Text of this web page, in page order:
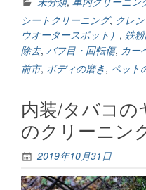
シートクリーニング, クレ
ウオータースポット） , 鉄
除去, バフ目・回転傷, カー
前市, ボディの磨き, ペット
内装/タバコの
のクリーニン
2019年10月31日